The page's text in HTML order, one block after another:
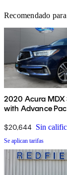
Recomendado
2020 Acura MDX
with Advance
$20,644 Sin
Se aplican tarifas